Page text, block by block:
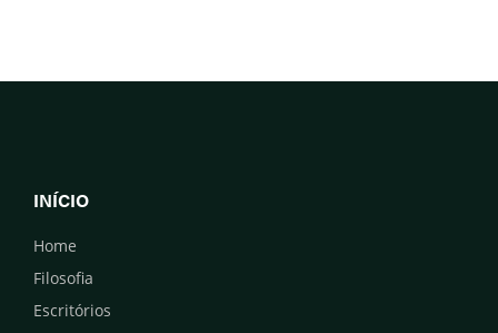
INÍCIO
Home
Filosofia
Escritórios